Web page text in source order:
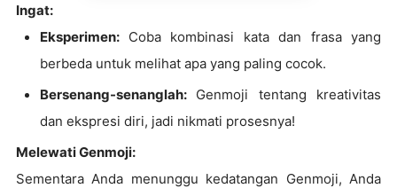
Ingat:
Eksperimen: Coba kombinasi kata dan frasa yang
berbeda untuk melihat apa yang paling cocok.
Bersenang-senanglah: Genmoji tentang kreativitas
dan ekspresi diri, jadi nikmati prosesnya!
Melewati Genmoji:
Sementara Anda menunggu kedatangan Genmoji, Anda